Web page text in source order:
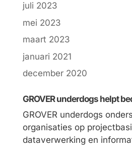
juli 2023
mei 2023
maart 2023
januari 2021
december 2020
GROVER underdogs helpt
GROVER underdogs
organisaties op
dataverwerking en